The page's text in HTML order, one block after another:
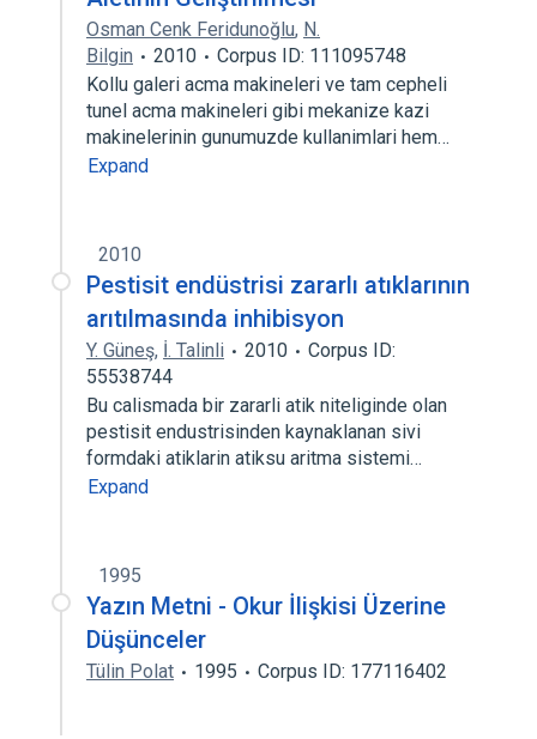
Osman Cenk Feridunoğlu, N.
Bilgin
2010
Corpus ID: 111095748
Kollu galeri acma makineleri ve tam cepheli
tunel acma makineleri gibi mekanize kazi
makinelerinin gunumuzde kullanimlari hem…
Expand
2010
Pestisit endüstrisi zararlı atıklarının
arıtılmasında inhibisyon
Y. Güneş, İ. Talinli 2010
Corpus ID:
55538744
Bu calismada bir zararli atik niteliginde olan
pestisit endustrisinden kaynaklanan sivi
formdaki atiklarin atiksu aritma sistemi…
Expand
1995
Yazın Metni - Okur İlişkisi Üzerine
Düşünceler
Tülin Polat 1995 Corpus ID: 177116402